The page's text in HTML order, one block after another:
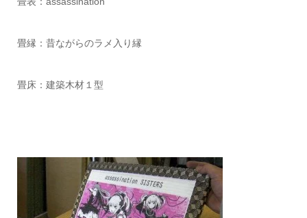
畳縁：昔ながらのラメ入り縁
畳床：建築木材１型